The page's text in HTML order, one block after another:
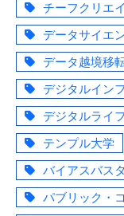
チーフクリエ
データサイエ
データ越境移
デジタルイン
デジタルライ
テンプル大学
バイアスバス
パブリック・